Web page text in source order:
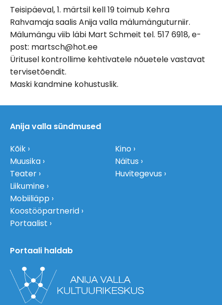
Teisipäeval, 1. märtsil kell 19 toimub Kehra
Rahvamaja saalis Anija valla mälumänguturniir.
Mälumängu viib läbi Mart Schmeit tel. 517 6918, e-
post: martsch@hot.ee
Üritusel kontrollime kehtivatele nõuetele vastavat
tervisetõendit.
Maski kandmine kohustuslik.
Anija valla sündmused
Kõik
Muusika
Teater
Liikumine
Kino
Näitus
Huvitegevus
Mobiiliäpp
Koostööpartnerid
Portaalist
Portaali haldab